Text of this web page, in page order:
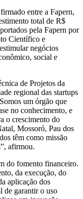
entre a Fapern,
total de R$
pela Fapern por
Científico e
negócios
social e
de Projetos da
regional das startups
um órgão que
no conhecimento, e
o crescimento do
Mossoró, Pau dos
têm como missão
afirmou.
do fomento financeiro.
da execução, do
aplicação dos
de garantir o uso